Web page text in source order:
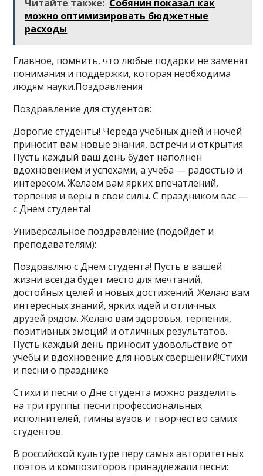
Читайте также: Собянин показал как
можно оптимизировать бюджетные
расходы
Главное, помнить, что любые подарки не заменят
понимания и поддержки, которая необходима
людям науки.Поздравления
Поздравление для студентов:
Дорогие студенты! Череда учебных дней и ночей
приносит вам новые знания, встречи и открытия.
Пусть каждый ваш день будет наполнен
вдохновением и успехами, а учеба — радостью и
интересом. Желаем вам ярких впечатлений,
терпения и веры в свои силы. С праздником вас —
с Днем студента!
Универсальное поздравление (подойдет и
преподавателям):
Поздравляю с Днем студента! Пусть в вашей
жизни всегда будет место для мечтаний,
достойных целей и новых достижений. Желаю вам
интересных знаний, ярких идей и отличных
друзей рядом. Желаю вам здоровья, терпения,
позитивных эмоций и отличных результатов.
Пусть каждый день приносит удовольствие от
учебы и вдохновение для новых свершений!Стихи
и песни о празднике
Стихи и песни о Дне студента можно разделить
на три группы: песни профессиональных
исполнителей, гимны вузов и творчество самих
студентов.
В российской культуре перу самых авторитетных
поэтов и композиторов принадлежали песни: